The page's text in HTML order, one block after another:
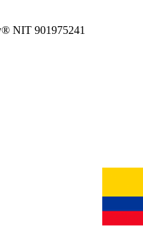
NIT 901975241